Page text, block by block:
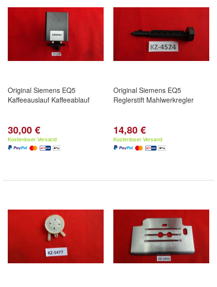
Original Siemens EQ5
Kaffeeauslauf Kaffeeablauf
30,00 €
Kostenloser Versand
Original Siemens EQ5
Reglerstift Mahlwerkregler
14,80 €
Kostenloser Versand